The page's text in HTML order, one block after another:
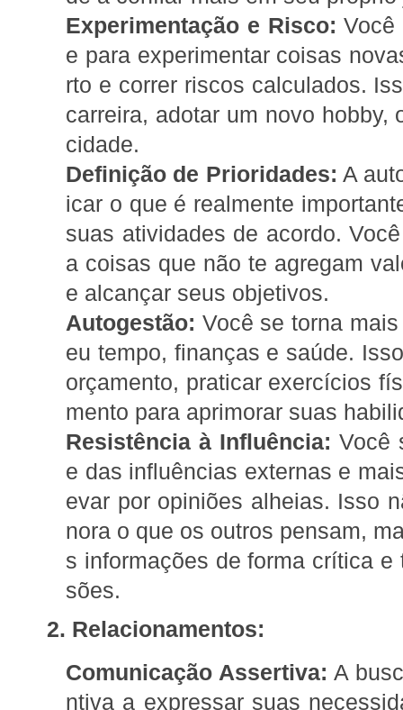
Experimentação e Risco: Você
e para experimentar coisas
rto e correr riscos calculados.
carreira, adotar um novo hobby,
cidade.
Definição de Prioridades: A
icar o que é realmente
suas atividades de acordo.
a coisas que não te agregam
e alcançar seus objetivos.
Autogestão: Você se torna
eu tempo, finanças e saúde.
orçamento, praticar exercícios
mento para aprimorar suas
Resistência à Influência: Você
e das influências externas e
evar por opiniões alheias. Isso
nora o que os outros pensam,
s informações de forma crítica
sões.
2. Relacionamentos:
Comunicação Assertiva: A
ntiva a expressar suas